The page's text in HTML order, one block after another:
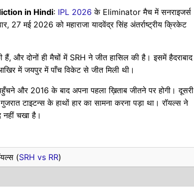
in Hindi: IPL 2026 के Eliminator मैच में सनराइजर्स
27 मई 2026 को महाराजा यादवेंद्र सिंह अंतर्राष्ट्रीय क्रिकेट
और दोनों ही मैचों में SRH ने जीत हासिल की है। इसमें हैदराबाद
में जयपुर में पाँच विकेट से जीत मिली थी।
और 2016 के बाद अपना पहला ख़िताब जीतने पर होगी। दूसरी
टाइटन्स के हाथों हार का सामना करना पड़ा था। रॉयल्स ने
नहीं चखा है।
(SRH vs RR)